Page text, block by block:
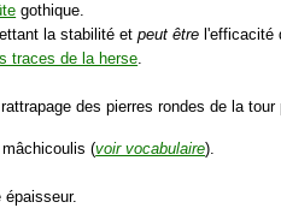
gothique.
la stabilité etpeut être l'efficacité
traces de la herse.
des pierres rondes de la
(voir vocabulaire).
épaisseur.